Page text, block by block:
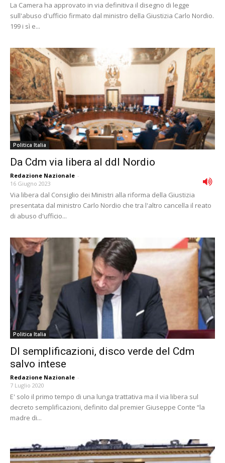
La Camera ha approvato in via definitiva il disegno di legge
sull'abuso d'ufficio firmato dal ministro della Giustizia Carlo Nordio.
199 i sì e...
Politica Italia
Da Cdm via libera al ddl Nordio
Redazione Nazionale -
16 Giugno 2023
Via libera dal Consiglio dei Ministri alla riforma della Giustizia
presentata dal ministro Carlo Nordio che tra l'altro cancella il reato
di abuso d'ufficio...
Politica Italia
Dl semplificazioni, disco verde del Cdm
salvo intese
Redazione Nazionale -
7 Luglio 2020
E' solo il primo tempo di una lunga trattativa ma il via libera sul
decreto semplificazioni, definito dal premier Giuseppe Conte “la
madre di...